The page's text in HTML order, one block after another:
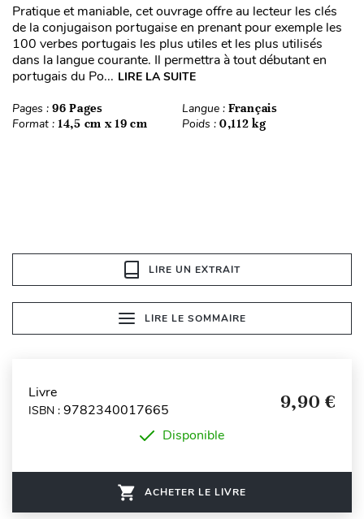
Pratique et maniable, cet ouvrage offre au lecteur les clés
de la conjugaison portugaise en prenant pour exemple les
100 verbes portugais les plus utiles et les plus utilisés
dans la langue courante. Il permettra à tout débutant en
portugais du Po... LIRE LA SUITE
Pages : 96 Pages Langue : Français
Format : 14,5 cm x 19 cm Poids : 0,112 kg
LIRE UN EXTRAIT
LIRE LE SOMMAIRE
Livre
ISBN : 9782340017665 9,90 €
Disponible
ACHETER LE LIVRE